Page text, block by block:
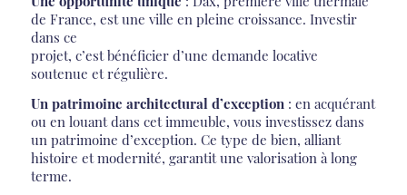
de France, est une ville en pleine croissance. Investir
dans ce
projet, c’est bénéficier d’une demande locative
soutenue et régulière.
Un patrimoine architectural d’exception : en acquérant
ou en louant dans cet immeuble, vous investissez dans
un patrimoine d’exception. Ce type de bien, alliant
histoire et modernité, garantit une valorisation à long
terme.